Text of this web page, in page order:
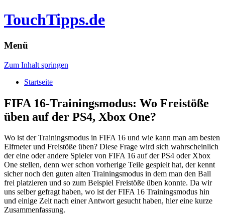
TouchTipps.de
Menü
Zum Inhalt springen
Startseite
FIFA 16-Trainingsmodus: Wo Freistöße
üben auf der PS4, Xbox One?
Wo ist der Trainingsmodus in FIFA 16 und wie kann man am besten
Elfmeter und Freistöße üben? Diese Frage wird sich wahrscheinlich
der eine oder andere Spieler von FIFA 16 auf der PS4 oder Xbox
One stellen, denn wer schon vorherige Teile gespielt hat, der kennt
sicher noch den guten alten Trainingsmodus in dem man den Ball
frei platzieren und so zum Beispiel Freistöße üben konnte. Da wir
uns selber gefragt haben, wo ist der FIFA 16 Trainingsmodus hin
und einige Zeit nach einer Antwort gesucht haben, hier eine kurze
Zusammenfassung.